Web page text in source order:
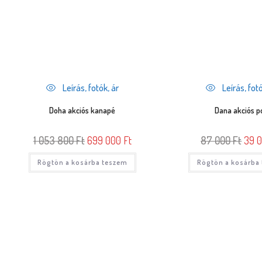
Leírás, fotók, ár
Doha akciós kanapé
1 053 800Ft699 000 Ft
Rögtön a kosárba teszem
Leírás,
Dana akciós
87 000Ft 39
Rögtön a kosárba